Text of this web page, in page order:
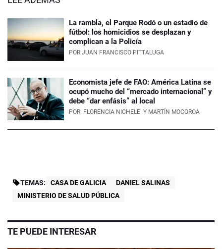
La rambla, el Parque Rodó o un estadio de
fútbol: los homicidios se desplazan y
complican a la Policía
POR JUAN FRANCISCO PITTALUGA
Economista jefe de FAO: América Latina se
ocupó mucho del “mercado internacional” y
debe “dar enfásis” al local
POR FLORENCIA NICHELE Y MARTÍN MOCOROA
TEMAS: CASA DE GALICIA
DANIEL SALINAS
MINISTERIO DE SALUD PÚBLICA
TE PUEDE INTERESAR